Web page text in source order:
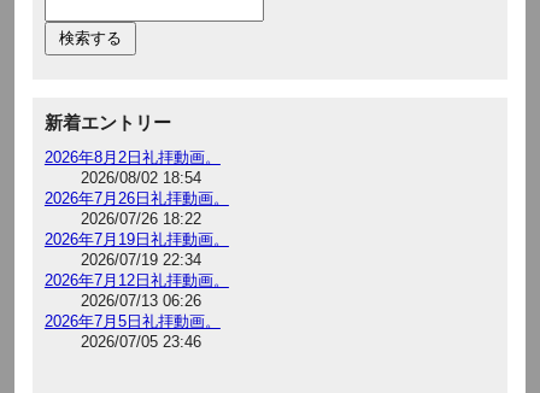
新着エントリー
2026年8月2日礼拝動画。
2026/08/02 18:54
2026年7月26日礼拝動画。
2026/07/26 18:22
2026年7月19日礼拝動画。
2026/07/19 22:34
2026年7月12日礼拝動画。
2026/07/13 06:26
2026年7月5日礼拝動画。
2026/07/05 23:46